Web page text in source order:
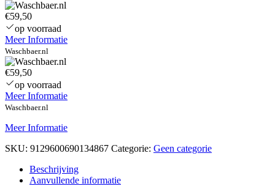
€59,50
op voorraad
Meer Informatie
Waschbaer.nl
€59,50
op voorraad
Meer Informatie
Waschbaer.nl
Meer Informatie
SKU: 9129600690134867 Categorie: Geen categorie
Beschrijving
Aanvullende informatie